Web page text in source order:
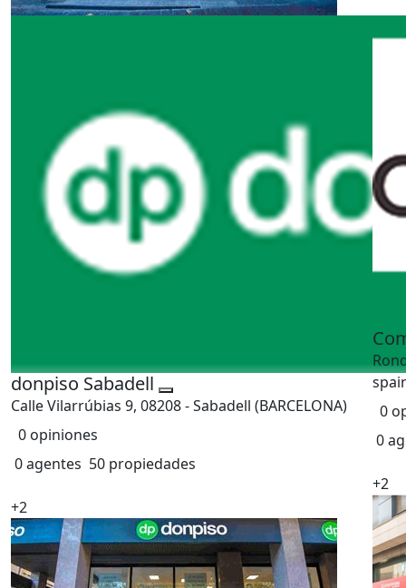
donpiso Sabadell
Calle Vilarrúbias 9, 08208 - Sabadell (BARCELONA)
0 opiniones
0 agentes 50 propiedades
+2
0
0
+2